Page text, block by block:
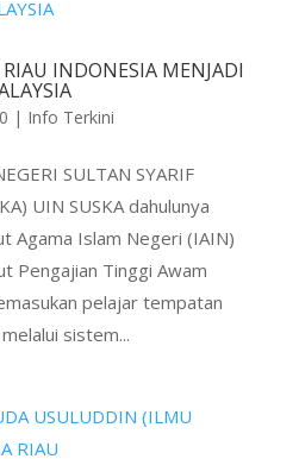
INDONESIA MENJADI
| Info Terkini
SULTAN SYARIF
UIN SUSKA dahulunya
Agama Islam Negeri (IAIN)
Pengajian Tinggi Awam
pelajar tempatan
sistem...